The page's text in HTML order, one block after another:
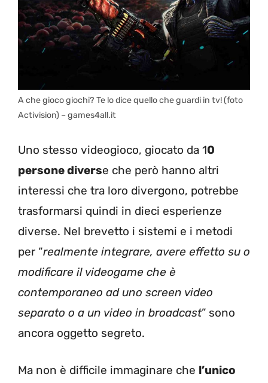
A che gioco giochi? Te lo dice quello che guardi in tv! (foto
Activision) – games4all.it
Uno stesso videogioco, giocato da 10
persone diverse che però hanno altri
interessi che tra loro divergono, potrebbe
trasformarsi quindi in dieci esperienze
diverse. Nel brevetto i sistemi e i metodi
per “realmente integrare, avere effetto su o
modificare il videogame che è
contemporaneo ad uno screen video
separato o a un video in broadcast” sono
ancora oggetto segreto.
Ma non è difficile immaginare che l’unico